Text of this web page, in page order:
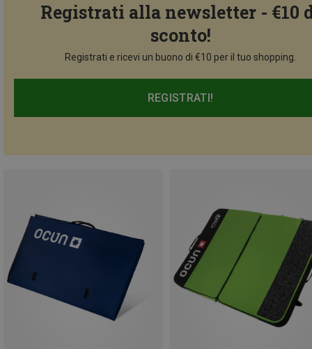
Registrati alla newsletter - €10
sconto!
Registrati e ricevi un buono di €10 per il tuo shopping.
REGISTRATI!